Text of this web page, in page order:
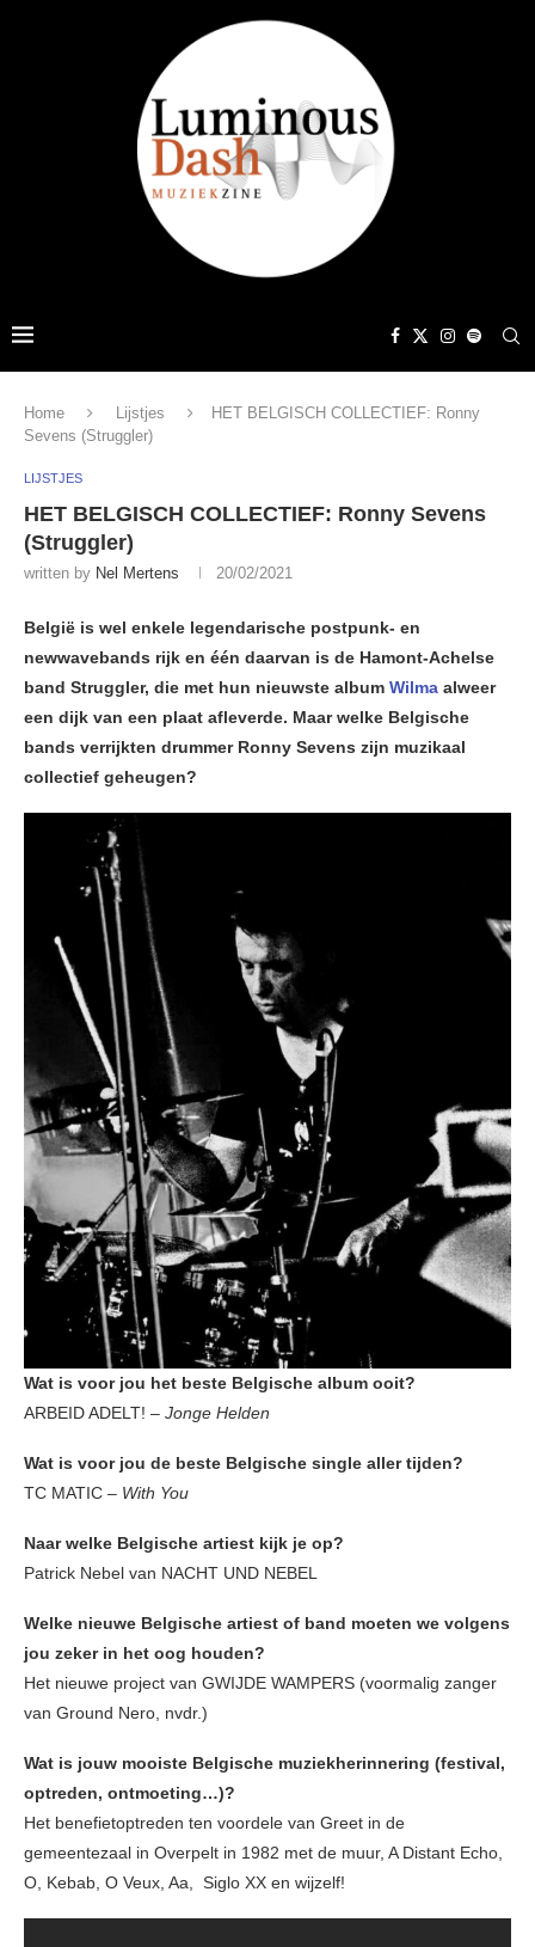
Home Lijstjes
HET BELGISCH COLLECTIEF: Ronny
Sevens (Struggler)
LIJSTJES
HET BELGISCH COLLECTIEF: Ronny Sevens
(Struggler)
written by Nel Mertens 20/02/2021
België is wel enkele legendarische postpunk- en
newwavebands rijk en één daarvan is de Hamont-Achelse
band Struggler, die met hun nieuwste album Wilma alweer
een dijk van een plaat afleverde. Maar welke Belgische
bands verrijkten drummer Ronny Sevens zijn muzikaal
collectief geheugen?
Wat is voor jou het beste Belgische album ooit?
ARBEID ADELT! – Jonge Helden
Wat is voor jou de beste Belgische single aller tijden?
TC MATIC – With You
Naar welke Belgische artiest kijk je op?
Patrick Nebel van NACHT UND NEBEL
Welke nieuwe Belgische artiest of band moeten we volgens
jou zeker in het oog houden?
Het nieuwe project van GWIJDE WAMPERS (voormalig zanger
van Ground Nero, nvdr.)
Wat is jouw mooiste Belgische muziekherinnering (festival,
optreden, ontmoeting…)?
Het benefietoptreden ten voordele van Greet in de
gemeentezaal in Overpelt in 1982 met de muur, A Distant Echo,
O, Kebab, O Veux, Aa, Siglo XX en wijzelf!